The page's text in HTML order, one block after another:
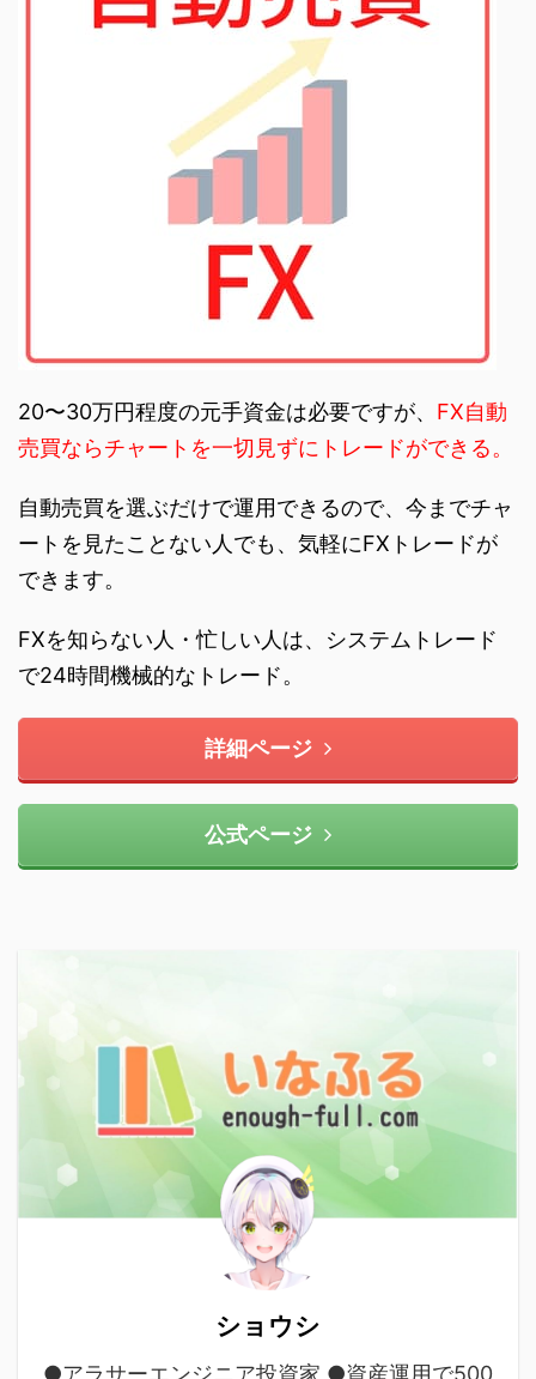
20〜30万円程度の元手資金は必要ですが、 FX自動
売買ならチャートを一切見ずにトレードができる。
自動売買を選ぶだけで運用できるので、今までチャ
ートを見たことない人でも、気軽にFXトレードが
できます。
FXを知らない人・忙しい人は、システムトレード
で24時間機械的なトレード。
詳細ページ
公式ページ
ショウシ
●アラサーエンジニア投資家 ●資産運用で500